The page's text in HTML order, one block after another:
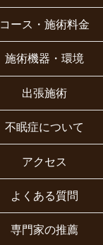
コース・施術料金
施術機器・環境
出張施術
不眠症について
アクセス
よくある質問
専門家の推薦